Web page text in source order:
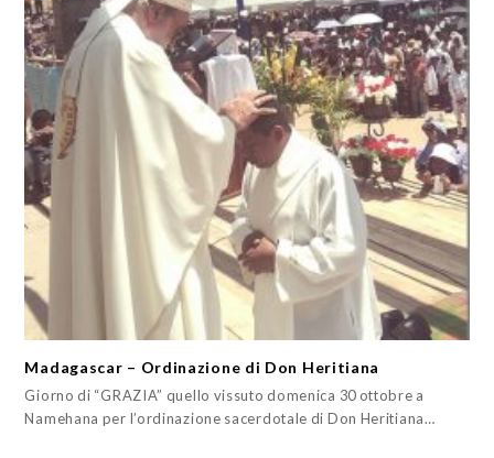
Madagascar – Ordinazione di Don Heritiana
Giorno di “GRAZIA” quello vissuto domenica 30 ottobre a
Namehana per l’ordinazione sacerdotale di Don Heritiana…